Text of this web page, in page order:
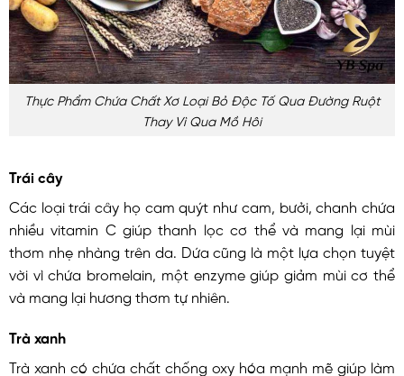
Thực Phẩm Chứa Chất Xơ Loại Bỏ Độc Tố Qua Đường Ruột
Thay Vì Qua Mồ Hôi
Trái cây
Các loại trái cây họ cam quýt như cam, bưởi, chanh chứa
nhiều vitamin C giúp thanh lọc cơ thể và mang lại mùi
thơm nhẹ nhàng trên da. Dứa cũng là một lựa chọn tuyệt
vời vì chứa bromelain, một enzyme giúp giảm mùi cơ thể
và mang lại hương thơm tự nhiên.
Trà xanh
Trà xanh có chứa chất chống oxy hóa mạnh mẽ giúp làm